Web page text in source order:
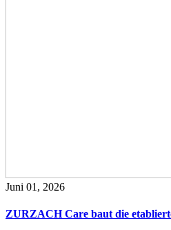
Juni 01, 2026
ZURZACH Care baut die